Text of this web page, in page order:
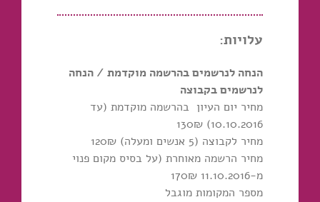
עלויות:
הנחה לנרשמים בהרשמה מוקדמת / הנחה
לנרשמים בקבוצה
מחיר יום העיון בהרשמה מוקדמת (עד
10.10.2016) 130₪
מחיר לקבוצה (5 אנשים ומעלה) 120₪
מחיר הרשמה מאוחרת (על בסיס מקום פנוי
מ-11.10.2016 170₪
מספר המקומות מוגבל